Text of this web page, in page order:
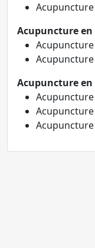
Acupuncture en
Acupuncture en